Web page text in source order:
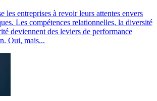
les entreprises à revoir leurs attentes envers
Les compétences relationnelles, la diversité
deviennent des leviers de performance
Oui, mais...